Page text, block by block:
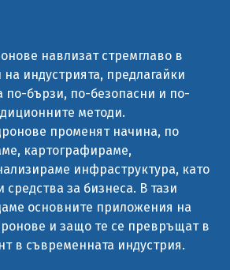
навлизат стремглаво в
индустрията, предлагайки
по-бързи, по-безопасни и по-
методи.
променят начина, по
картографираме,
инфраструктура, като
средства за бизнеса. В тази
основните приложения на
и защо те се превръщат в
в съвременната индустрия.